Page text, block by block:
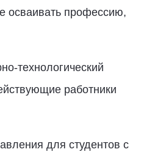
осваивать профессию,
технологический
работники
для студентов с